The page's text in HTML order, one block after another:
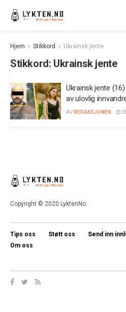
Hjem Stikkord Ukrainsk jente
Stikkord: Ukrainsk jente
Ukrainsk jente
av ulovlig
AV REDAKSJONEN
Copyright © 2020 LyktenNo.
Tips oss Støtt oss Send inn
Om oss